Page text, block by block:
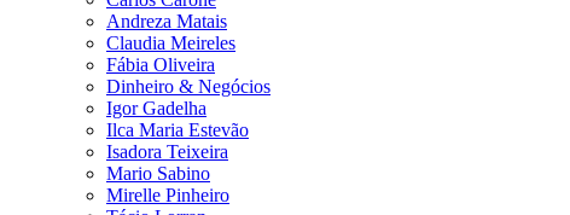
Andreza Matais
Claudia Meireles
Fábia Oliveira
Dinheiro & Negócios
Igor Gadelha
Ilca Maria Estevão
Isadora Teixeira
Mario Sabino
Mirelle Pinheiro